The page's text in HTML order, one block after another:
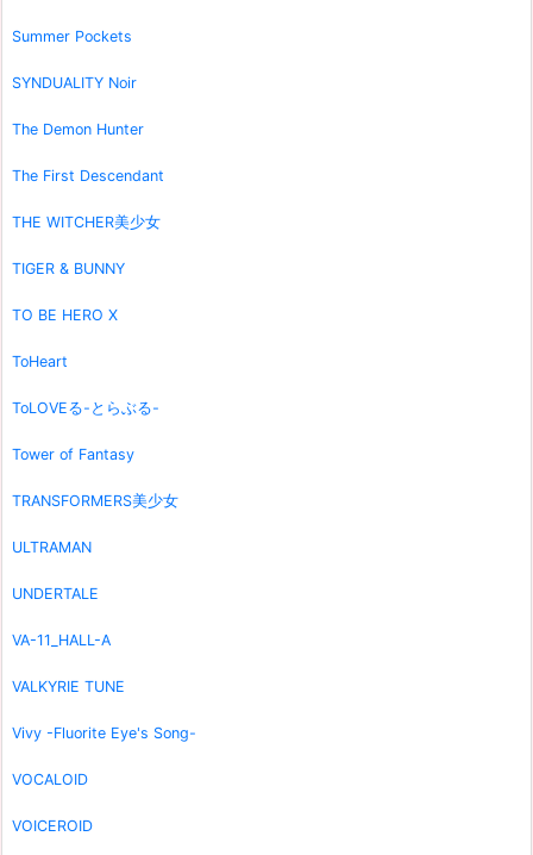
Summer Pockets
SYNDUALITY Noir
The Demon Hunter
The First Descendant
THE WITCHER美少女
TIGER & BUNNY
TO BE HERO X
ToHeart
ToLOVEる-とらぶる-
Tower of Fantasy
TRANSFORMERS美少女
ULTRAMAN
UNDERTALE
VA-11_HALL-A
VALKYRIE TUNE
Vivy -Fluorite Eye's Song-
VOCALOID
VOICEROID